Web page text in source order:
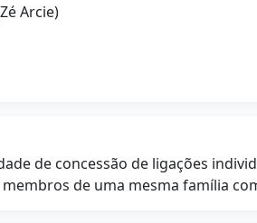
Arcie)
de concessão de ligações
de uma mesma família